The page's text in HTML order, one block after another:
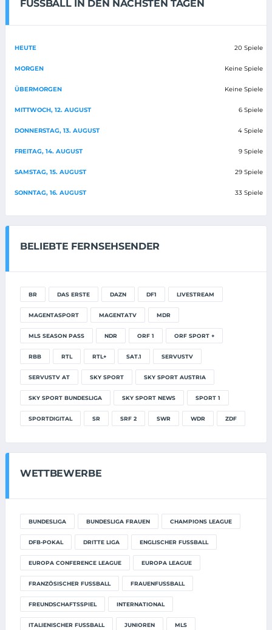
FUSSBALL IN DEN NÄCHSTEN TAGEN
HEUTE 20 Spiele
MORGEN Keine Spiele
ÜBERMORGEN Keine Spiele
MITTWOCH, 12. AUGUST 6 Spiele
DONNERSTAG, 13. AUGUST 4 Spiele
FREITAG, 14. AUGUST 9 Spiele
SAMSTAG, 15. AUGUST 29 Spiele
SONNTAG, 16. AUGUST 33 Spiele
BELIEBTE FERNSEHSENDER
BR DAS ERSTE DAZN DF1 LIVESTREAM
MAGENTASPORT MAGENTATV MDR
MLS SEASON PASS NDR ORF 1 ORF SPORT +
RBB RTL RTL+ SAT.1 SERVUSTV
SERVUSTV AT SKY SPORT SKY SPORT AUSTRIA
SKY SPORT BUNDESLIGA SKY SPORT NEWS SPORT 1
SPORTDIGITAL SR SRF 2 SWR WDR ZDF
WETTBEWERBE
BUNDESLIGA BUNDESLIGA FRAUEN CHAMPIONS LEAGUE
DFB-POKAL DRITTE LIGA ENGLISCHER FUSSBALL
EUROPA CONFERENCE LEAGUE EUROPA LEAGUE
FRANZÖSISCHER FUSSBALL FRAUENFUSSBALL
FREUNDSCHAFTSSPIEL INTERNATIONAL
ITALIENISCHER FUSSBALL JUNIOREN MLS